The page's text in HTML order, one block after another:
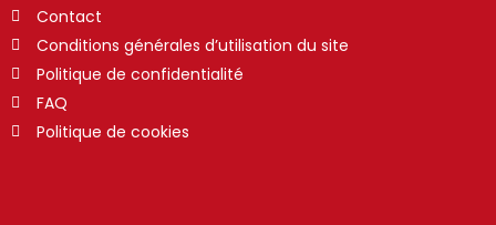
Contact
Conditions générales d’utilisation du site
Politique de confidentialité
FAQ
Politique de cookies